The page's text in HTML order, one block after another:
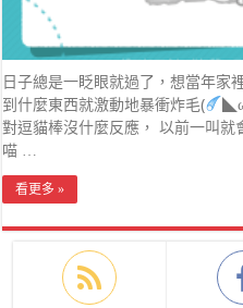
日子總是一眨眼就過了，想當年家
到什麼東西就激動地暴衝炸毛(
對逗貓棒沒什麼反應， 以前一叫就
喵 …
看更多 »